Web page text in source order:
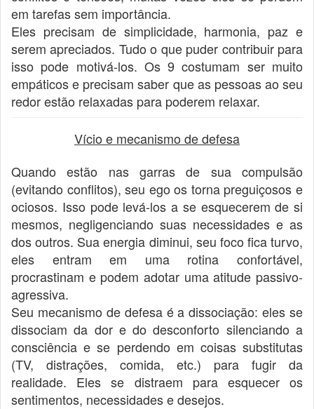
em tarefas sem importância.
Eles precisam de simplicidade, harmonia, paz e
serem apreciados. Tudo o que puder contribuir para
isso pode motivá-los. Os 9 costumam ser muito
empáticos e precisam saber que as pessoas ao seu
redor estão relaxadas para poderem relaxar.
Vício e mecanismo de defesa
Quando estão nas garras de sua compulsão
(evitando conflitos), seu ego os torna preguiçosos e
ociosos. Isso pode levá-los a se esquecerem de si
mesmos, negligenciando suas necessidades e as
dos outros. Sua energia diminui, seu foco fica turvo,
eles entram em uma rotina confortável,
procrastinam e podem adotar uma atitude passivo-
agressiva.
Seu mecanismo de defesa é a dissociação: eles se
dissociam da dor e do desconforto silenciando a
consciência e se perdendo em coisas substitutas
(TV, distrações, comida, etc.) para fugir da
realidade. Eles se distraem para esquecer os
sentimentos, necessidades e desejos.